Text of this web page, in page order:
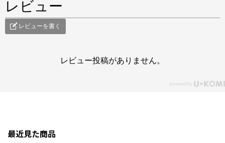
レビュー
レビューを書く
レビュー投稿がありません。
最近見た商品